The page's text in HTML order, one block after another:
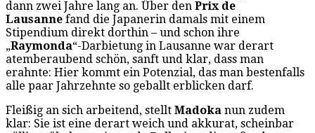
dann zwei Jahre lang an. Über den Prix de
Lausanne fand die Japanerin damals mit einem
Stipendium direkt dorthin – und schon ihre
„Raymonda“-Darbietung in Lausanne war derart
atemberaubend schön, sanft und klar, dass man
erahnte: Hier kommt ein Potenzial, das man bestenfalls
alle paar Jahrzehnte so geballt erblicken darf.
Fleißig an sich arbeitend, stellt Madoka nun zudem
klar: Sie ist eine derart weich und akkurat, scheinbar